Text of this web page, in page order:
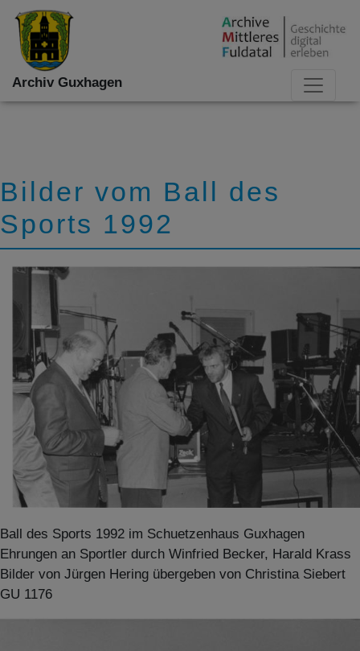
Archiv Guxhagen
Bilder vom Ball des
Sports 1992
Ball des Sports 1992 im Schuetzenhaus Guxhagen
Ehrungen an Sportler durch Winfried Becker, Harald Krass
Bilder von Jürgen Hering übergeben von Christina Siebert
GU 1176